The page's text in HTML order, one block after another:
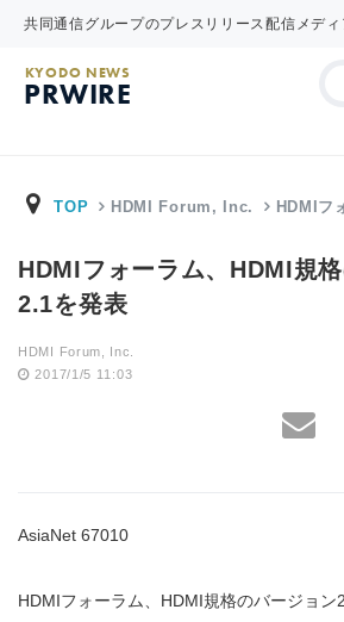
共同通信グループのプレスリリース配信メディ
KYODO NEWS
PRWIRE
TOP HDMI Forum, Inc. HDMIフ
HDMIフォーラム、HDMI規
2.1を発表
HDMI Forum, Inc.
2017/1/5 11:03
AsiaNet 67010
HDMIフォーラム、HDMI規格のバージョン